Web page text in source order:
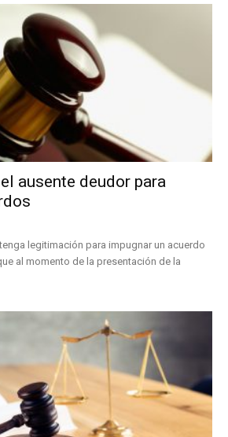
ausente deudor para
legitimación para impugnar un acuerdo
al momento de la presentación de la